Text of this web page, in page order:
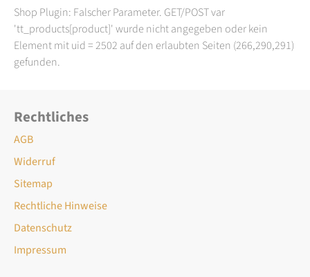
Shop Plugin: Falscher Parameter. GET/POST var
'tt_products[product]' wurde nicht angegeben oder kein
Element mit uid = 2502 auf den erlaubten Seiten (266,290,291)
gefunden.
Rechtliches
AGB
Widerruf
Sitemap
Rechtliche Hinweise
Datenschutz
Impressum